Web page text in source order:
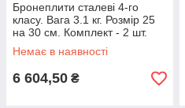
Бронеплити сталеві 4-го
класу. Вага 3.1 кг. Розмір 25
на 30 см. Комплект - 2 шт.
Немає в наявності
6 604,50 ₴